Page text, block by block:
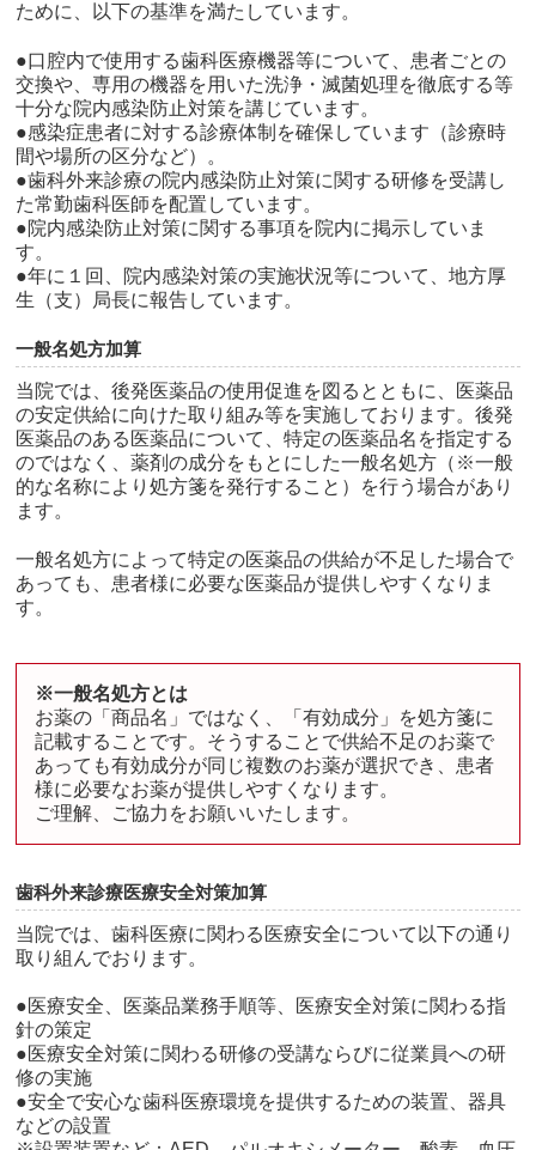
ために、以下の基準を満たしています。
●口腔内で使用する歯科医療機器等について、患者ごとの
交換や、専用の機器を用いた洗浄・滅菌処理を徹底する等
十分な院内感染防止対策を講じています。
●感染症患者に対する診療体制を確保しています（診療時
間や場所の区分など）。
●歯科外来診療の院内感染防止対策に関する研修を受講し
た常勤歯科医師を配置しています。
●院内感染防止対策に関する事項を院内に掲示していま
す。
●年に１回、院内感染対策の実施状況等について、地方厚
生（支）局長に報告しています。
一般名処方加算
当院では、後発医薬品の使用促進を図るとともに、医薬品
の安定供給に向けた取り組み等を実施しております。後発
医薬品のある医薬品について、特定の医薬品名を指定する
のではなく、薬剤の成分をもとにした一般名処方（※一般
的な名称により処方箋を発行すること）を行う場合があり
ます。
一般名処方によって特定の医薬品の供給が不足した場合で
あっても、患者様に必要な医薬品が提供しやすくなりま
す。
※一般名処方とは
お薬の「商品名」ではなく、「有効成分」を処方箋に
記載することです。そうすることで供給不足のお薬で
あっても有効成分が同じ複数のお薬が選択でき、患者
様に必要なお薬が提供しやすくなります。
ご理解、ご協力をお願いいたします。
歯科外来診療医療安全対策加算
当院では、歯科医療に関わる医療安全について以下の通り
取り組んでおります。
●医療安全、医薬品業務手順等、医療安全対策に関わる指
針の策定
●医療安全対策に関わる研修の受講ならびに従業員への研
修の実施
●安全で安心な歯科医療環境を提供するための装置、器具
などの設置